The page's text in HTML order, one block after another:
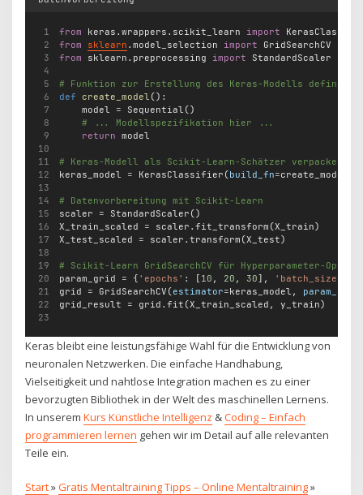
from keras.wrappers.scikit_learn import
from sklearn .model_selection import GridSearchCV
from sklearn.preprocessing import StandardScaler
# Funktion zur Erstellung des Keras-Modells
def create_model ():
    model
= Sequential()
# ... Modellspezifikation hier ...
return model
# Keras-Modell als Scikit-Learn-Schätzer verpacken
keras_model = KerasClassifier(build_fn=create_model,
# Datenvorbereitung mit Scikit-Learn
scaler = StandardScaler()
X_train_scaled = scaler.fit_transform(X_train)
X_test_scaled = scaler.transform(X_test)
# Scikit-Learn GridSearchCV für Hyperparameter-
param_grid = { 'epochs' : [ 10 , 20 , 30], 'batch_size'
grid = GridSearchCV(estimator=keras_model, param_grid
grid_result = grid.fit(X_train_scaled, y_train)
Keras bleibt eine leistungsfähige Wahl für die Entwicklung von
neuronalen Netzwerken. Die einfache Handhabung,
Vielseitigkeit und nahtlose Integration machen es zu einer
bevorzugten Bibliothek in der Welt des maschinellen Lernens.
In unseremKurs Künstliche Intelligenz &Coding – Einfach
programmieren lernen gehen wir im Detail auf alle relevanten
Teile ein.
Start»Gratis Mentaltraining Tipps – Online Mentaltraining»